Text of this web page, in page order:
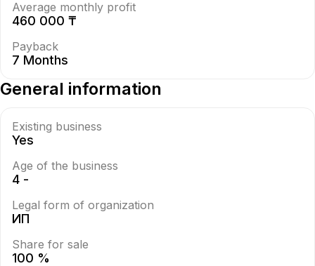
Average monthly profit
460 000 ₸
Payback
7 Months
General information
Existing business
Yes
Age of the business
4 -
Legal form of organization
ИП
Share for sale
100 %